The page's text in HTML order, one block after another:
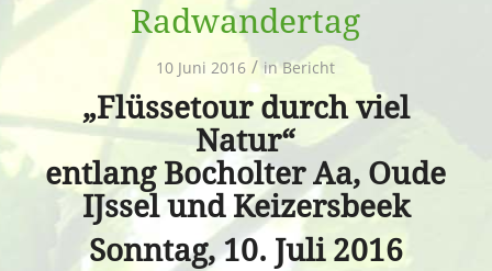
Radwandertag
10 Juni 2016 / inBericht
„Flüssetour durch viel
Natur“
entlang Bocholter Aa, Oude
IJssel und Keizersbeek
Sonntag, 10. Juli 2016